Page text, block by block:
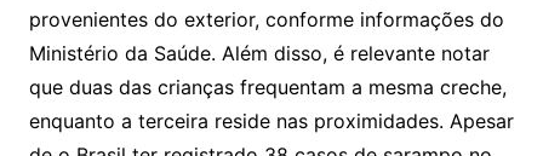
provenientes do exterior, conforme informações do
Ministério da Saúde. Além disso, é relevante notar
que duas das crianças frequentam a mesma creche,
enquanto a terceira reside nas proximidades. Apesar